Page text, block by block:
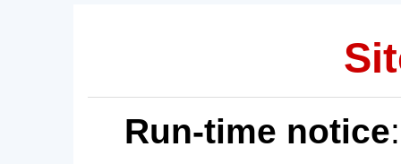
Run-time notice